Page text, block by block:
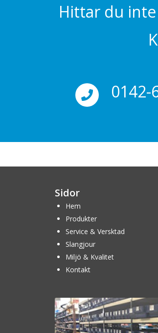
Hittar du
0142-
Sidor
Hem
Produkter
Service & Versktad
Slangjour
Miljö & Kvalitet
Kontakt